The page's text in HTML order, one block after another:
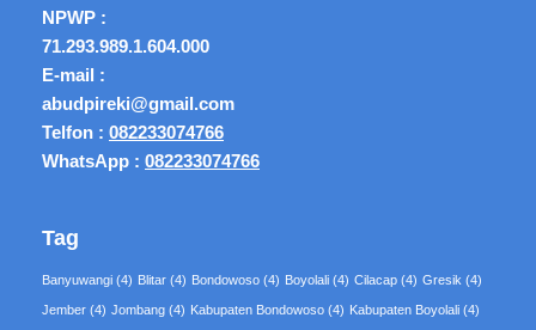
NPWP :
71.293.989.1.604.000
E-mail :
abudpireki@gmail.com
Telfon : 082233074766
WhatsApp : 082233074766
Tag
Banyuwangi (4) Blitar (4) Bondowoso (4) Boyolali (4) Cilacap (4) Gresik (4)
Jember (4) Jombang (4) Kabupaten Bondowoso (4) Kabupaten Boyolali (4)